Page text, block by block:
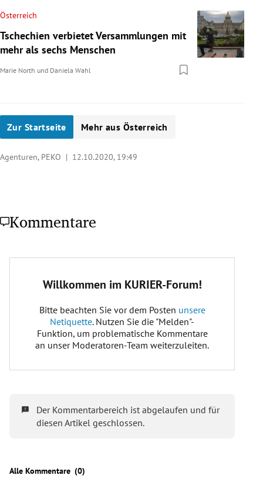
Österreich
Tschechien verbietet Versammlungen mit
mehr als sechs Menschen
Marie North und Daniela Wahl
Zur Startseite Mehr aus Österreich
Agenturen, PEKO | 12.10.2020, 19:49
Kommentare